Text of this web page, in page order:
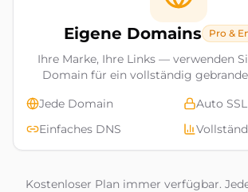
Eigene Domains Pro &
Ihre Marke, Ihre Links — verwenden
Domain für ein vollständig
Jede Domain
Auto SSL
Einfaches DNS
Kostenloser Plan immer verfügbar.